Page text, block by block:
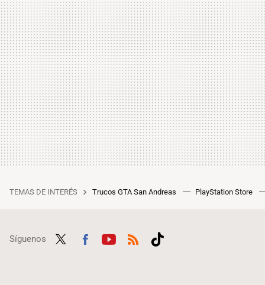
TEMAS DE INTERÉS Trucos GTA San Andreas PlayStation Store
Síguenos